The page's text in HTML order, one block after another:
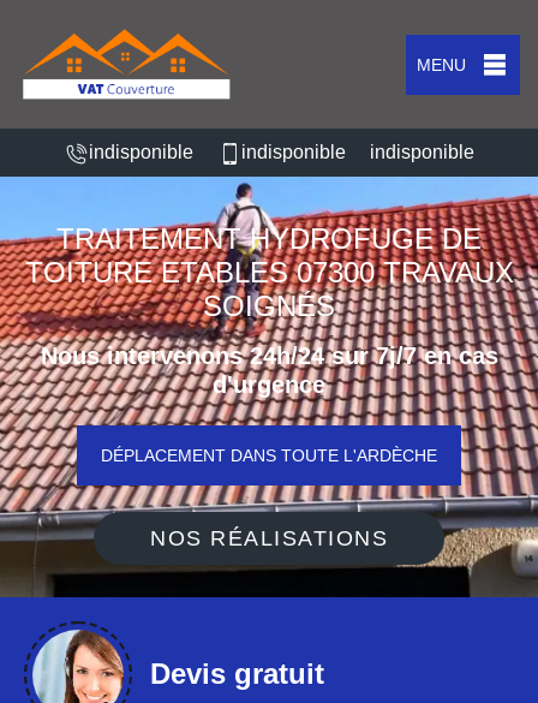
MENU
indisponible indisponible indisponible
TRAITEMENT HYDROFUGE DE
TOITURE ETABLES 07300 TRAVAUX
SOIGNÉS
Nous intervenons 24h/24 sur 7j/7 en cas
d'urgence
DÉPLACEMENT DANS TOUTE L'ARDÈCHE
NOS RÉALISATIONS
Devis gratuit